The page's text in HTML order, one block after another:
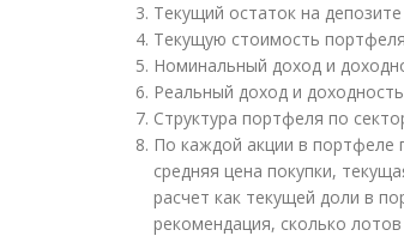
Текущий остаток на депозите
Текущую стоимость портфеля
Номинальный доход и
Реальный доход и
Структура портфеля по
По каждой акции в портфеле
средняя цена покупки,
расчет как текущей доли в
рекомендация, сколько